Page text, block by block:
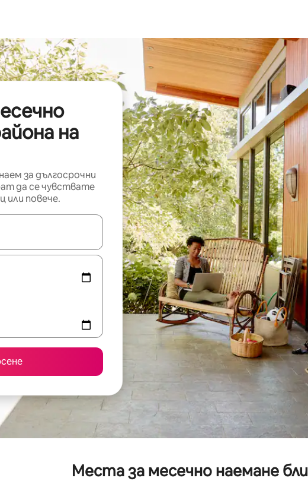
на
за дългосрочни
да се чувствате
или повече.
използвайте клавишите със стрелки нагоре и надолу или
Места за месечно наемане